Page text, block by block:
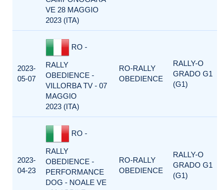
VE 28 MAGGIO
2023 (ITA)
2023-
05-07
RO -
RALLY
OBEDIENCE -
VILLORBA TV - 07
MAGGIO
2023 (ITA)
RO-RALLY
OBEDIENCE
RALLY-O
GRADO G1
(G1)
2023-
04-23
RO -
RALLY
OBEDIENCE -
PERFORMANCE
DOG - NOALE VE
RO-RALLY
OBEDIENCE
RALLY-O
GRADO G1
(G1)